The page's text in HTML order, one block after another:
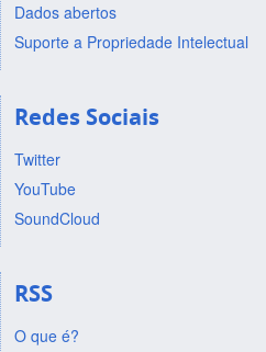
Dados abertos
Suporte a Propriedade Intelectual
Redes Sociais
Twitter
YouTube
SoundCloud
RSS
O que é?